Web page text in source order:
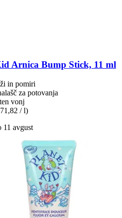
Arnica Bump Stick, 11 ml
in pomiri
za potovanja
vonj
/ l)
11 avgust